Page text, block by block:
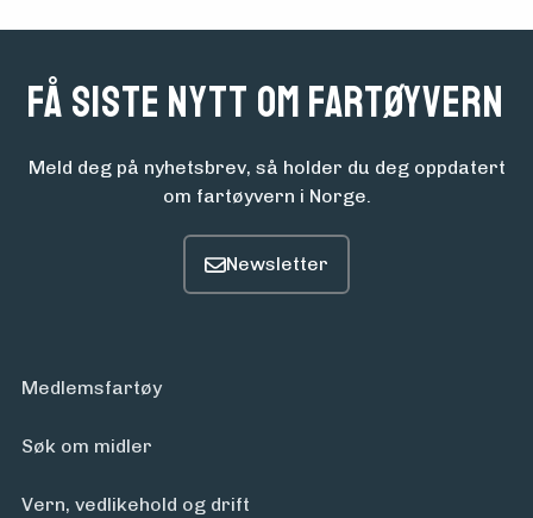
Få siste nytt om fartøyvern
Meld deg på nyhetsbrev, så holder du deg oppdatert
om fartøyvern i Norge.
Medlemsfartøy
Søk om midler
Vern, vedlikehold og drift